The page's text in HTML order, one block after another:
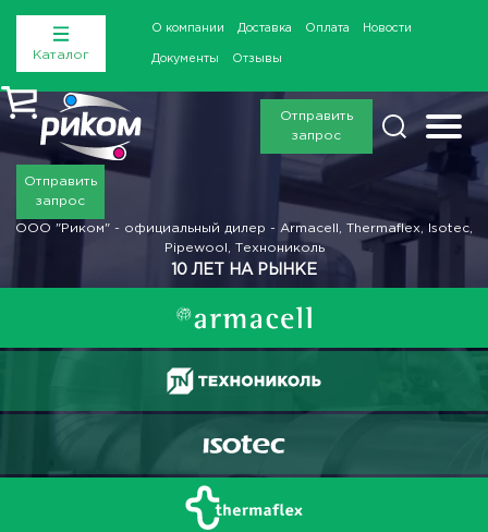
Каталог
О компании Доставка Оплата Новости
Документы Отзывы
Отправить
запрос
Отправить
запрос
ООО "Риком" - официальный дилер - Armacell, Thermaflex, Isotec,
Pipewool, Технониколь
10 ЛЕТ НА РЫНКЕ